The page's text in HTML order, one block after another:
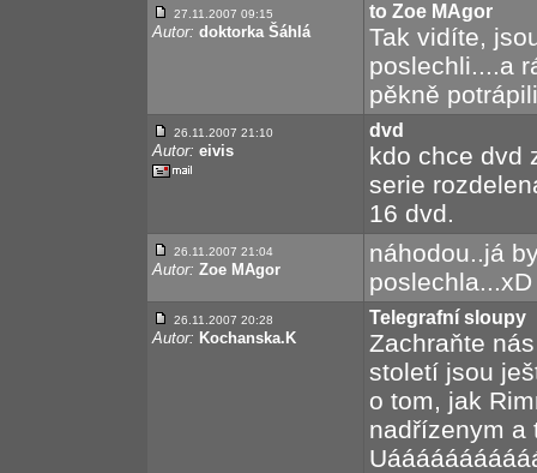
27.11.2007 09:15
Autor: doktorka Šáhlá
to Zoe MAgor
Tak vidíte,
poslechli....a
pěkně potrápili
26.11.2007 21:10
Autor: eivis
dvd
kdo chce dvd
serie
16 dvd.
26.11.2007 21:04
Autor: Zoe MAgor
náhodou..já
poslechla...xD
26.11.2007 20:28
Autor: Kochanska.K
Telegrafní sloupy
Zachraňte
století jsou
o tom, jak
nadřízenym a